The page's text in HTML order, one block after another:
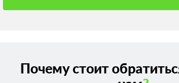
Почему стоит